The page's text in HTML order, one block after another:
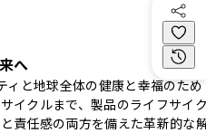
へ
ィと地球全体の健康と幸福のため
イクルまで、製品のライフサイ
責任感の両方を備えた革新的な